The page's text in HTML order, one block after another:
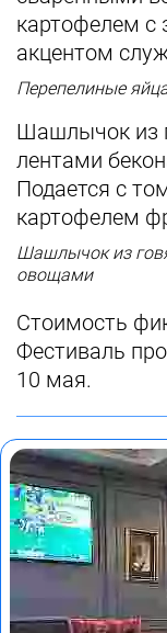
картофелем
акцентом
Перепелиные
Шашлычок из
лентами
Подается с
картофелем
Шашлычок из
овощами
Стоимость
Фестиваль
10 мая.